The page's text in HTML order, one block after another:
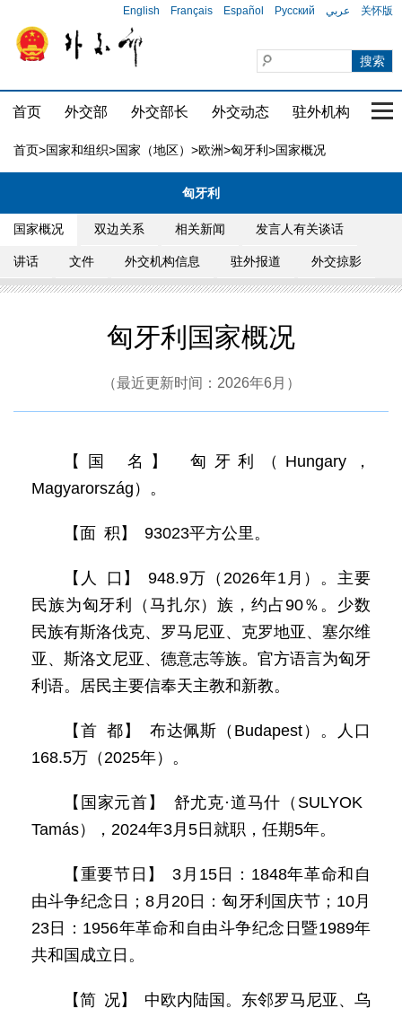
English Français Español Русский عربي 关怀版
首页 外交部 外交部长 外交动态 驻外机构 国
首页>国家和组织>国家（地区） >欧洲>匈牙利 >国家概况
匈牙利
国家概况 双边关系 相关新闻 发言人有关谈话
讲话 文件 外交机构信息 驻外报道 外交掠影
匈牙利国家概况
（最近更新时间：2026年6月）
【国 名】 匈牙利（Hungary，
Magyarország）。
【面 积】 93023平方公里。
【人 口】 948.9万（2026年1月）。主要
民族为匈牙利（马扎尔）族，约占90％。少数
民族有斯洛伐克、罗马尼亚、克罗地亚、塞尔维
亚、斯洛文尼亚、德意志等族。官方语言为匈牙
利语。居民主要信奉天主教和新教。
【首 都】 布达佩斯（Budapest）。人口
168.5万（2025年）。
【国家元首】 舒尤克·道马什（SULYOK
Tamás），2024年3月5日就职，任期5年。
【重要节日】 3月15日：1848年革命和自
由斗争纪念日；8月20日：匈牙利国庆节；10月
23日：1956年革命和自由斗争纪念日暨1989年
共和国成立日。
【简 况】 中欧内陆国。东邻罗马尼亚、乌